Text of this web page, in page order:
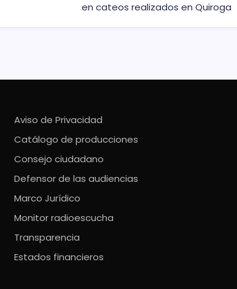
en cateos realizados en Quiroga
Aviso de Privacidad
Catálogo de producciones
Consejo ciudadano
Defensor de las audiencias
Marco Jurídico
Monitor radioescucha
Transparencia
Estados financieros